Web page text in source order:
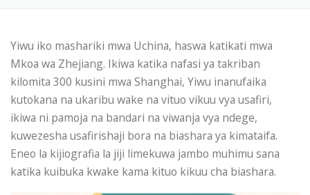
Yiwu iko mashariki mwa Uchina, haswa katikati mwa
Mkoa wa Zhejiang. Ikiwa katika nafasi ya takriban
kilomita 300 kusini mwa Shanghai, Yiwu inanufaika
kutokana na ukaribu wake na vituo vikuu vya usafiri,
ikiwa ni pamoja na bandari na viwanja vya ndege,
kuwezesha usafirishaji bora na biashara ya kimataifa.
Eneo la kijiografia la jiji limekuwa jambo muhimu sana
katika kuibuka kwake kama kituo kikuu cha biashara.